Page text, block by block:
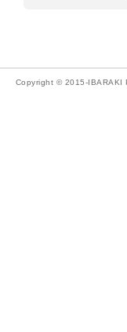
Copyright © 2015-IBARAKI